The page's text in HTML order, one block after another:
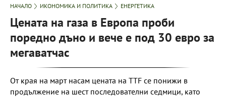
НАЧАЛО ИКОНОМИКА И ПОЛИТИКА ЕНЕРГЕТИКА
Цената на газа в Европа проби
поредно дъно и вече е под 30 евро за
мегаватчас
От края на март насам цената на TTF се понижи в
продължение на шест последователни седмици, като